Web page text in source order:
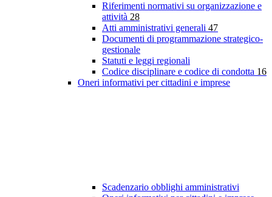
Riferimenti normativi su organizzazione e
attività 28
Atti amministrativi generali 47
Documenti di programmazione strategico-
gestionale
Statuti e leggi regionali
Codice disciplinare e codice di condotta 16
Oneri informativi per cittadini e imprese
Scadenzario obblighi amministrativi